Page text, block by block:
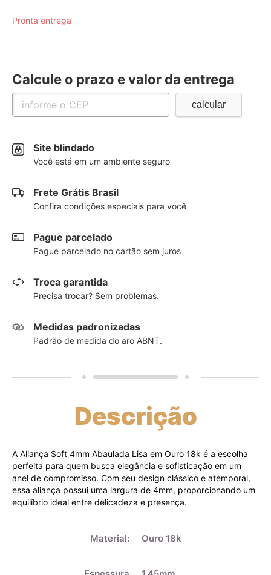
Pronta entrega
Calcule o prazo e valor da entrega
Site blindado
Você está em um ambiente seguro
Frete Grátis Brasil
Confira condições especiais para você
Pague parcelado
Pague parcelado no cartão sem juros
Troca garantida
Precisa trocar? Sem problemas.
Medidas padronizadas
Padrão de medida do aro ABNT.
Descrição
A Aliança Soft 4mm Abaulada Lisa em Ouro 18k é a escolha
perfeita para quem busca elegância e sofisticação em um
anel de compromisso. Com seu design clássico e atemporal,
essa aliança possui uma largura de 4mm, proporcionando um
equilíbrio ideal entre delicadeza e presença.
Material: Ouro 18k